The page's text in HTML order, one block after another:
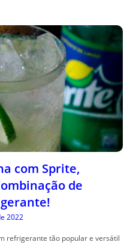
com Sprite,
de
2022
refrigerante tão popular e versátil